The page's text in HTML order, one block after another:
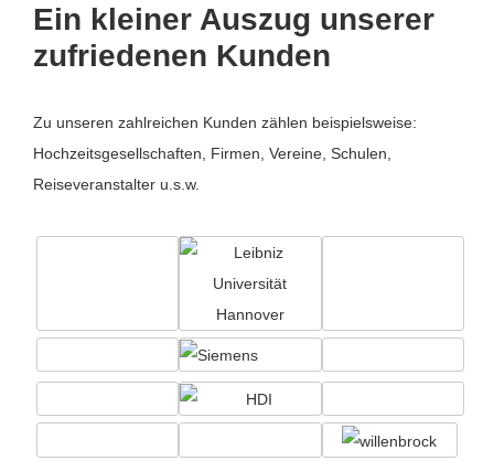
Ein kleiner Auszug unserer
zufriedenen Kunden
Zu unseren zahlreichen Kunden zählen beispielsweise:
Hochzeitsgesellschaften, Firmen, Vereine, Schulen,
Reiseveranstalter u.s.w.